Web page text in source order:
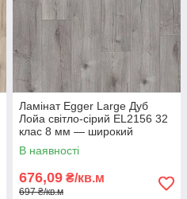
Ламінат Egger Large Дуб
Лойа світло-сірий EL2156 32
клас 8 мм — широкий
ламінат під сірий дуб, фаска
4V
В наявності
676,09 ₴/кв.м
697 ₴/кв.м